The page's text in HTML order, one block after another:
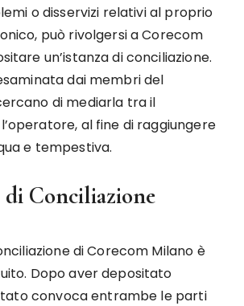
o disservizi relativi al proprio
può rivolgersi a Corecom
un’istanza di conciliazione.
dai membri del
di mediarla tra il
al fine di raggiungere
e tempestiva.
di Conciliazione
di Corecom Milano è
Dopo aver depositato
convoca entrambe le parti